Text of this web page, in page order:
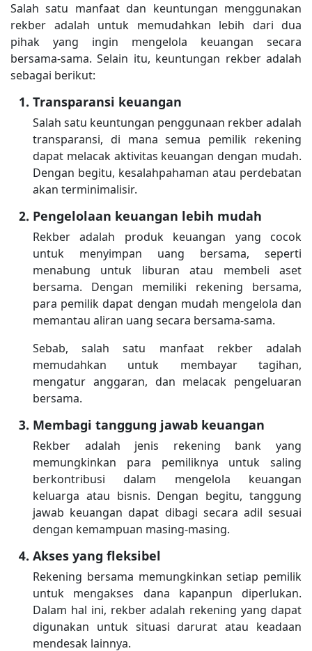
Salah satu manfaat dan keuntungan menggunakan
rekber adalah untuk memudahkan lebih dari dua
pihak yang ingin mengelola keuangan secara
bersama-sama. Selain itu, keuntungan rekber adalah
sebagai berikut:
Transparansi keuangan
Salah satu keuntungan penggunaan rekber adalah
transparansi, di mana semua pemilik rekening
dapat melacak aktivitas keuangan dengan mudah.
Dengan begitu, kesalahpahaman atau perdebatan
akan terminimalisir.
Pengelolaan keuangan lebih mudah
Rekber adalah produk keuangan yang cocok
untuk menyimpan uang bersama, seperti
menabung untuk liburan atau membeli aset
bersama. Dengan memiliki rekening bersama,
para pemilik dapat dengan mudah mengelola dan
memantau aliran uang secara bersama-sama.
Sebab, salah satu manfaat rekber adalah
memudahkan untuk membayar tagihan,
mengatur anggaran, dan melacak pengeluaran
bersama.
Membagi tanggung jawab keuangan
Rekber adalah jenis rekening bank yang
memungkinkan para pemiliknya untuk saling
berkontribusi dalam mengelola keuangan
keluarga atau bisnis. Dengan begitu, tanggung
jawab keuangan dapat dibagi secara adil sesuai
dengan kemampuan masing-masing.
Akses yang fleksibel
Rekening bersama memungkinkan setiap pemilik
untuk mengakses dana kapanpun diperlukan.
Dalam hal ini, rekber adalah rekening yang dapat
digunakan untuk situasi darurat atau keadaan
mendesak lainnya.